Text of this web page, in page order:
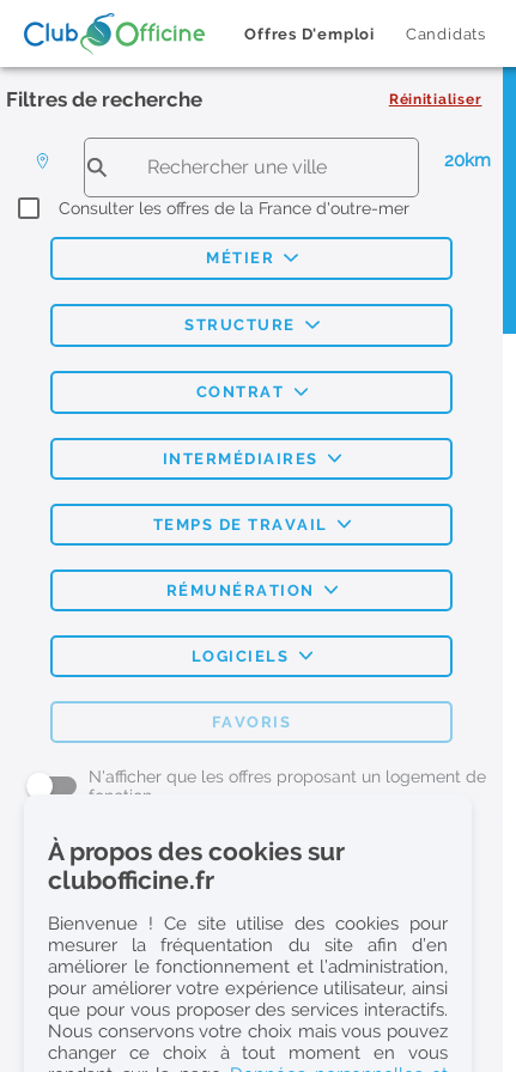
Offres D'emploi Candidats
Filtres de recherche Réinitialiser
20km
Consulter les offres de la France d'outre-mer
MÉTIER
STRUCTURE
CONTRAT
INTERMÉDIAIRES
TEMPS DE TRAVAIL
RÉMUNÉRATION
LOGICIELS
FAVORIS
N'afficher que les offres proposant un logement de
fonction
L'emploi Pharmacie par métier
Pharmacien (H/F)
Préparateur en Pharmacie (H/F)
Etudiant en Pharmacie (H/F)
Etudiant en Pharmacie 6e année validée (H/F)
Conseiller Dermo Cosmetique - Esthéticienne (H/F)
À propos des cookies sur
clubofficine.fr
Bienvenue ! Ce site utilise des cookies pour
mesurer la fréquentation du site afin d’en
améliorer le fonctionnement et l’administration,
pour améliorer votre expérience utilisateur, ainsi
que pour vous proposer des services interactifs.
Nous conservons votre choix mais vous pouvez
changer ce choix à tout moment en vous